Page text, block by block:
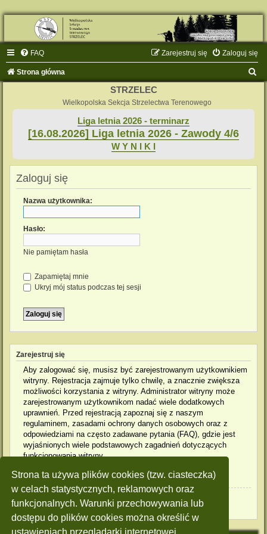
Strona ta używa plików cookies (tzw. ciasteczka)
w celach statystycznych, reklamowych oraz
funkcjonalnych. Warunki przechowywania lub
dostępu do plików cookies można określić w
ustawieniach przeglądarki internetowej.
FAQ Zaloguj się
Zarejestruj się
Strona główna
STRZELEC
Wielkopolska Sekcja Strzelectwa Terenowego
Liga letnia 2026 - terminarz
[16.08.2026] Liga letnia 2026 - Zawody 4/6
W Y N I K I
Zaloguj się
Nazwa użytkownika:
Hasło:
Nie pamiętam hasła
Zapamiętaj mnie
Ukryj mój status podczas tej sesji
Zarejestruj się
Aby zalogować się, musisz być zarejestrowanym użytkownikiem
witryny. Rejestracja zajmuje tylko chwilę, a znacznie zwiększa
możliwości korzystania z witryny. Administrator witryny może
zarejestrowanym użytkownikom nadać wiele dodatkowych
uprawnień. Przed rejestracją zapoznaj się z naszym
regulaminem, zasadami ochrony danych osobowych oraz z
odpowiedziami na często zadawane pytania (FAQ), gdzie jest
wyjaśnionych wiele podstawowych zagadnień dotyczących
funkcjonowania witryny.
Regulamin|Zasady ochrony danych osobowych
Zarejestruj się